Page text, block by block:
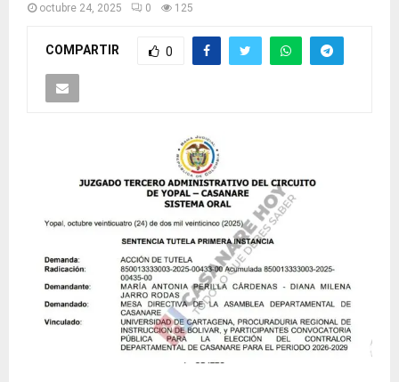
octubre 24, 2025 0 125
COMPARTIR 0